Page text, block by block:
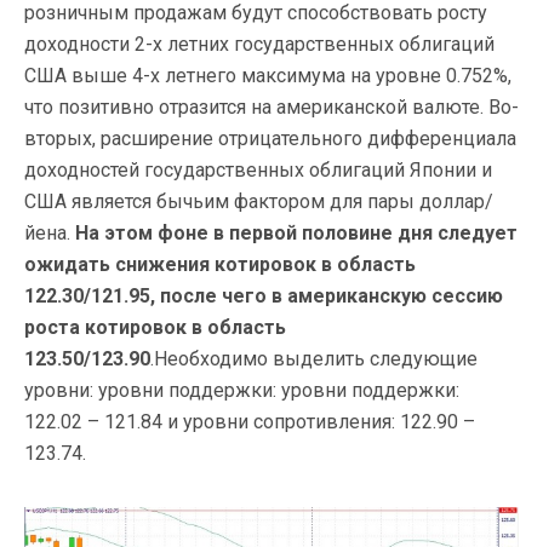
розничным продажам будут способствовать росту
доходности 2-х летних государственных облигаций
США выше 4-х летнего максимума на уровне 0.752%,
что позитивно отразится на американской валюте. Во-
вторых, расширение отрицательного дифференциала
доходностей государственных облигаций Японии и
США является бычьим фактором для пары доллар/
йена. На этом фоне в первой половине дня следует
ожидать снижения котировок в область
122.30/121.95, после чего в американскую сессию
роста котировок в область
123.50/123.90.Необходимо выделить следующие
уровни: уровни поддержки: уровни поддержки:
122.02 – 121.84 и уровни сопротивления: 122.90 –
123.74.